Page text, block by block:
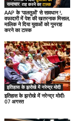
समाचार
AAP के ‘पालतुओं’ से सावधान !,
वफादारी में पेश की खतरनाक मिसाल,
मालिक ने दिया युवाओं को गुमराह
करने का टास्क
इतिहास के झरोखे में नरेन्द्र मोदी
इतिहास के झरोखे में नरेन्द्र मोदीः
07 अगस्त